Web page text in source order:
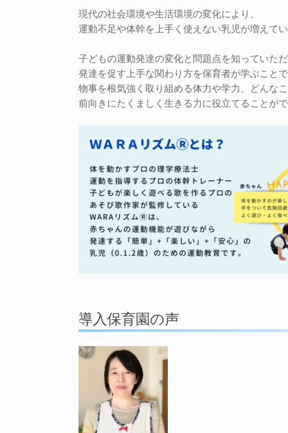
現代の社会環境や生活環境の変化により、
運動不足や体幹を上手く使えない乳児が増えてい
子どもの運動発達の変化と問題点を知っていた
発達を促す上手な関わり方を保育者が学ぶこと
物事を根気強く取り組める体力や学力、どんな
前向きにたくましく生きる力に役立てることがで
導入保育園の声